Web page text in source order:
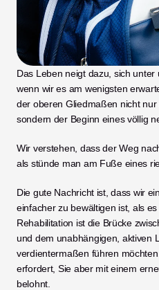
Das Leben neigt dazu, sich
wenn wir es am wenigsten
der oberen Gliedmaßen nicht nur
sondern der Beginn eines völlig
Wir verstehen, dass der Weg
als stünde man am Fuße eines
Die gute Nachricht ist, dass wir
einfacher zu bewältigen ist, als
Rehabilitation ist die Brücke
und dem unabhängigen, aktiven
verdientermaßen führen
erfordert, Sie aber mit einem
belohnt.